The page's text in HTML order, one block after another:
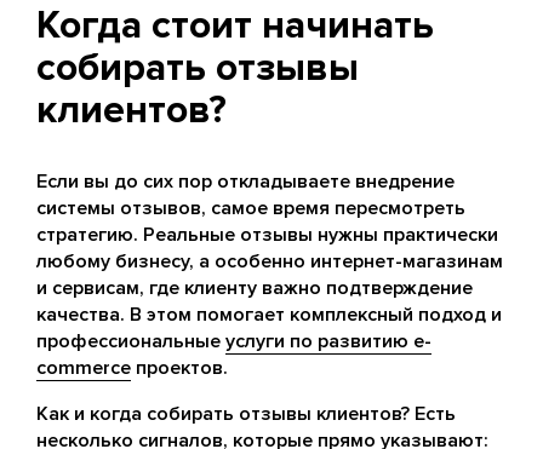
Когда стоит начинать
собирать отзывы
клиентов?
Если вы до сих пор откладываете внедрение
системы отзывов, самое время пересмотреть
стратегию. Реальные отзывы нужны практически
любому бизнесу, а особенно интернет-магазинам
и сервисам, где клиенту важно подтверждение
качества. В этом помогает комплексный подход и
профессиональные услуги по развитию e-
commerce проектов.
Как и когда собирать отзывы клиентов? Есть
несколько сигналов, которые прямо указывают: